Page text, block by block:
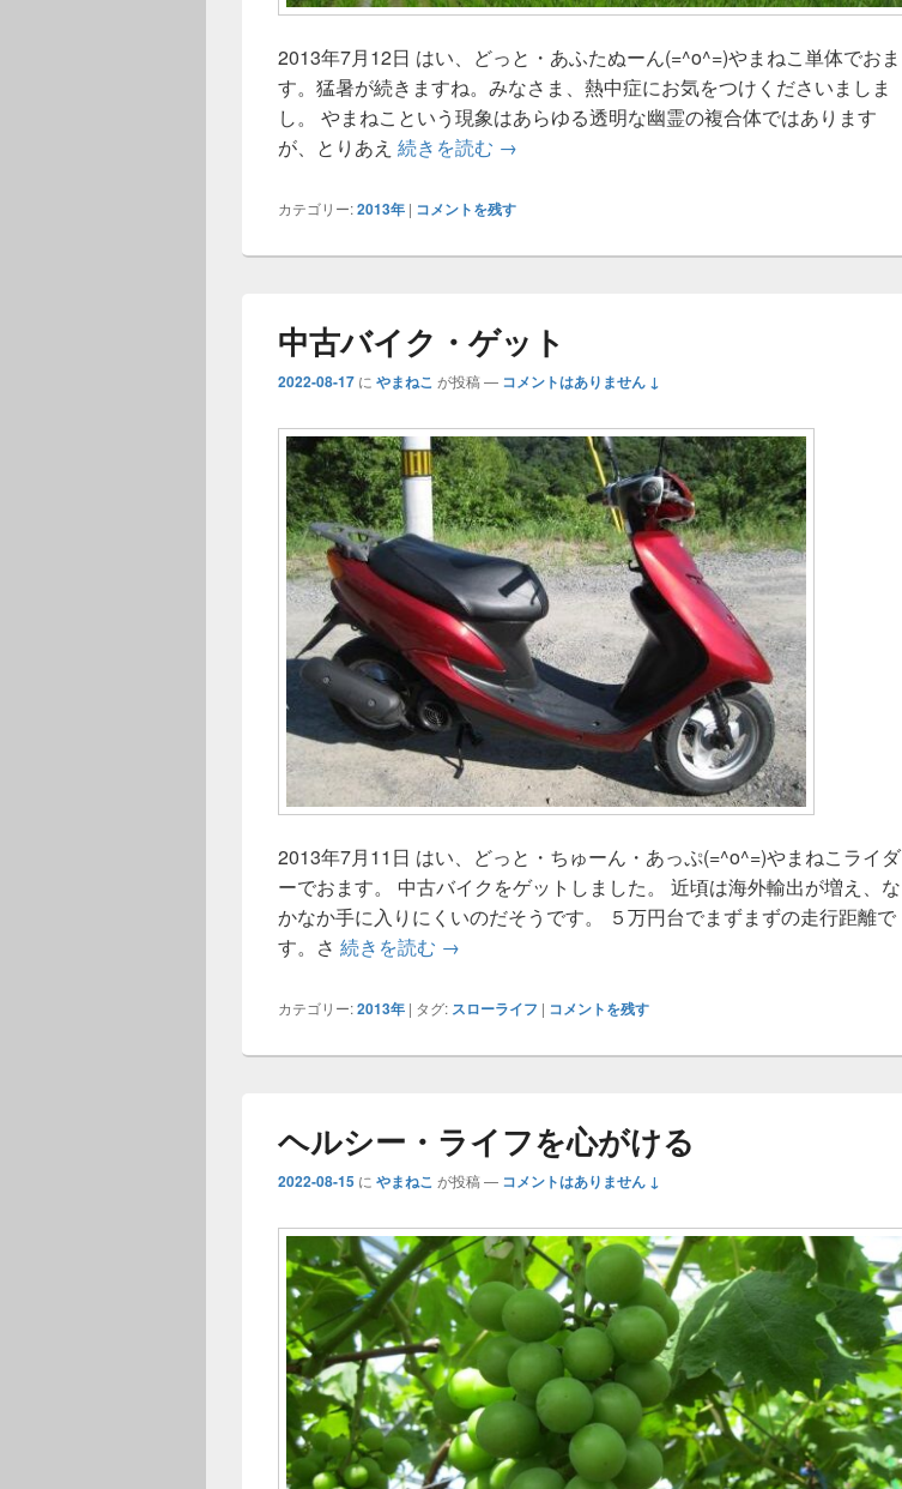
2013年7月12日 はい、どっと・あふたぬーん(=^o^=)やまねこ単体でおま
す。猛暑が続きますね。みなさま、熱中症にお気をつけくださいましま
し。 やまねこという現象はあらゆる透明な幽霊の複合体ではあります
が、とりあえ 続きを読む 陰翳礼讃
→
カテゴリー:2013年 | コメントを残す
中古バイク・ゲット
2022-08-17 に やまねこ が投稿 — コメントはありません ↓
2013年7月11日 はい、どっと・ちゅーん・あっぷ(=^o^=)やまねこライダ
ーでおます。 中古バイクをゲットしました。 近頃は海外輸出が増え、な
かなか手に入りにくいのだそうです。 ５万円台でまずまずの走行距離で
す。さ 続きを読む 中古バイク・ゲット
→
カテゴリー:2013年 | タグ: スローライフ | コメントを残す
ヘルシー・ライフを心がける
2022-08-15 に やまねこ が投稿 — コメントはありません ↓